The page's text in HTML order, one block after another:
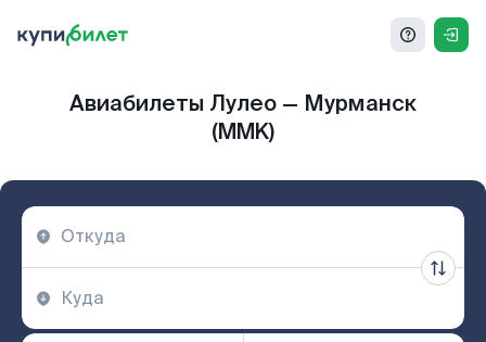
Авиабилеты Лулео — Мурманск
(MMK)